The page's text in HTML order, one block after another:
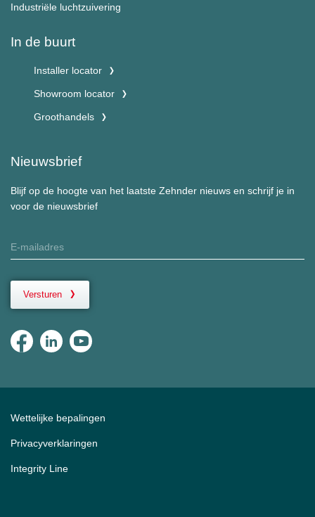
Industriële luchtzuivering
In de buurt
Installer locator
Showroom locator
Groothandels
Nieuwsbrief
Blijf op de hoogte van het laatste Zehnder nieuws en schrijf je in
voor de nieuwsbrief
Versturen
Wettelijke bepalingen
Privacyverklaringen
Integrity Line